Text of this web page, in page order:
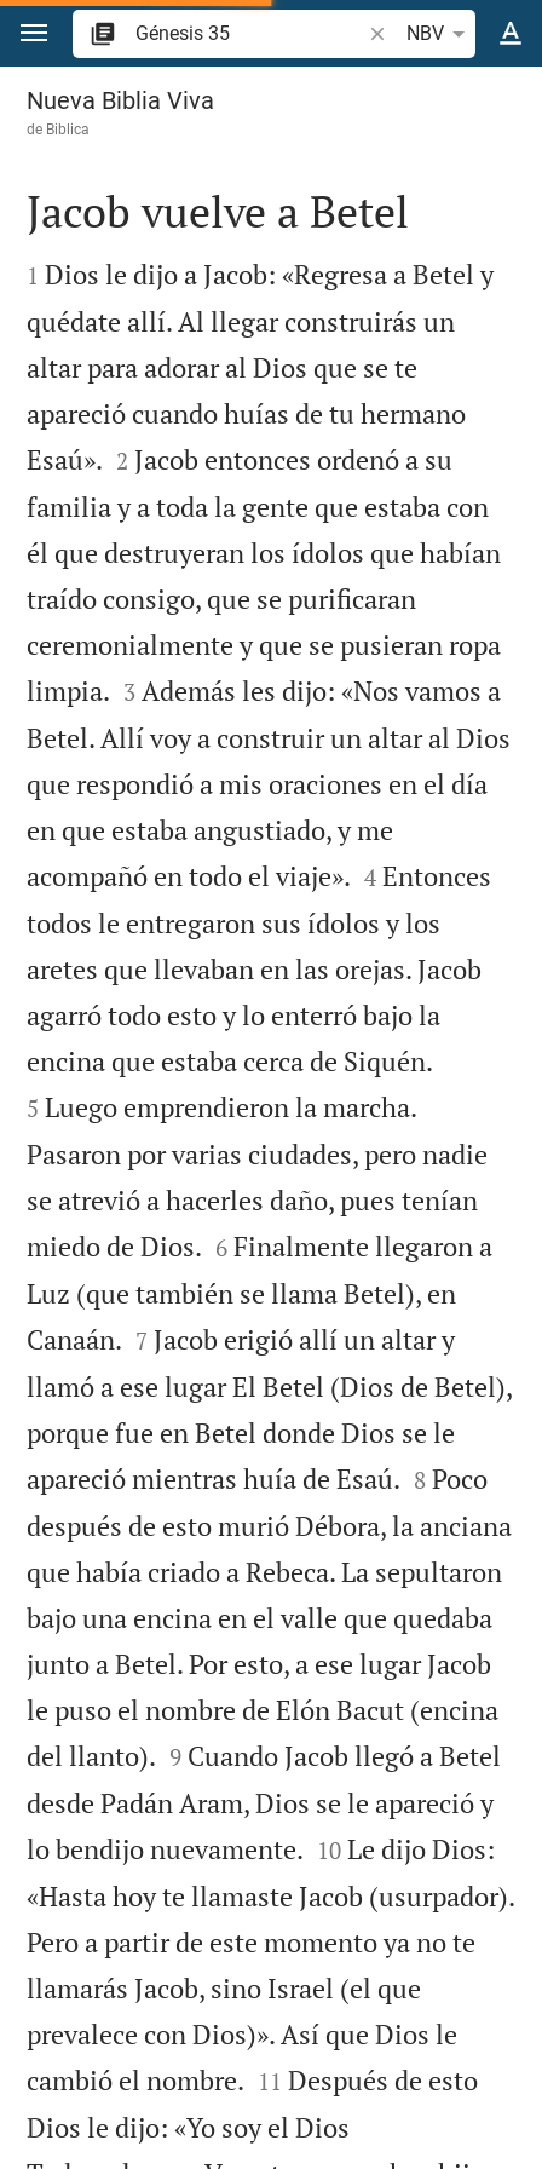
Ir a un contenido
Buscar versículo
NBV
Génesis 35
Nueva Biblia Viva
de Biblica

Jacob vuelve a Betel

1 Dios le dijo a Jacob: «Regresa a Betel y
quédate allí. Al llegar construirás un
altar para adorar al Dios que se te
apareció cuando huías de tu hermano
Esaú». 

2 Jacob entonces ordenó a su
familia y a toda la gente que estaba con
él que destruyeran los ídolos que habían
traído consigo, que se purificaran
ceremonialmente y que se pusieran ropa
limpia. 

3 Además les dijo: «Nos vamos a
Betel. Allí voy a construir un altar al Dios
que respondió a mis oraciones en el día
en que estaba angustiado, y me
acompañó en todo el viaje». 

4 Entonces
todos le entregaron sus ídolos y los
aretes que llevaban en las orejas. Jacob
agarró todo esto y lo enterró bajo la
encina que estaba cerca de Siquén.
5 Luego emprendieron la marcha.
Pasaron por varias ciudades, pero nadie
se atrevió a hacerles daño, pues tenían
miedo de Dios. 

6 Finalmente llegaron a
Luz (que también se llama Betel), en
Canaán. 

7 Jacob erigió allí un altar y
llamó a ese lugar El Betel (Dios de Betel),
porque fue en Betel donde Dios se le
apareció mientras huía de Esaú. 

8 Poco
después de esto murió Débora, la anciana
que había criado a Rebeca. La sepultaron
bajo una encina en el valle que quedaba
junto a Betel. Por esto, a ese lugar Jacob
le puso el nombre de Elón Bacut (encina
del llanto). 

9 Cuando Jacob llegó a Betel
desde Padán Aram, Dios se le apareció y
lo bendijo nuevamente. 

10 Le dijo Dios:
«Hasta hoy te llamaste Jacob (usurpador).
Pero a partir de este momento ya no te
llamarás Jacob, sino Israel (el que
prevalece con Dios)». Así que Dios le
cambió el nombre. 

11 Después de esto
Dios le dijo: «Yo soy el Dios